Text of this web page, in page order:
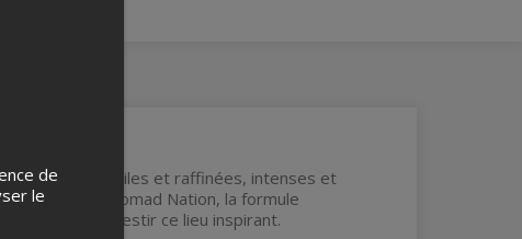
parfois subtiles et raffinées, intenses et
inusité du Nomad Nation, la formule
et d’investir ce lieu inspirant.
de
le